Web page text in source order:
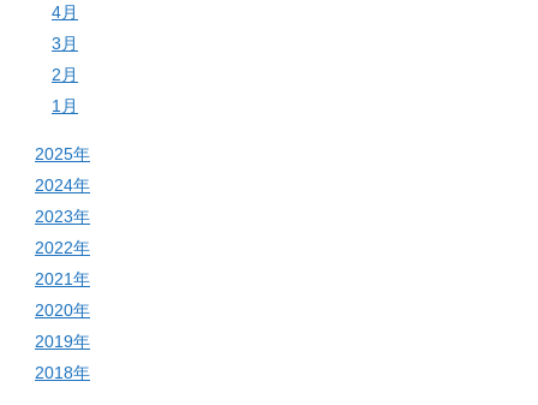
4月
3月
2月
1月
2025年
2024年
2023年
2022年
2021年
2020年
2019年
2018年